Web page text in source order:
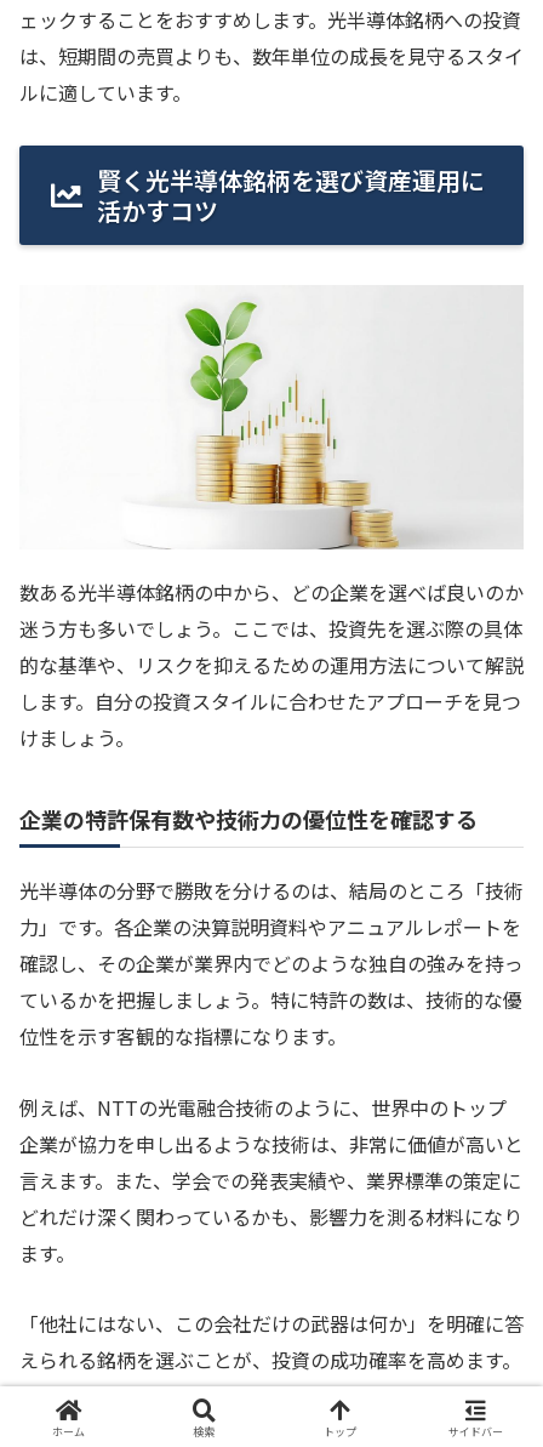
ェックすることをおすすめします。光半導体銘柄への投資
は、短期間の売買よりも、数年単位の成長を見守るスタイ
ルに適しています。
賢く光半導体銘柄を選び資産運用に
活かすコツ
数ある光半導体銘柄の中から、どの企業を選べば良いのか
迷う方も多いでしょう。ここでは、投資先を選ぶ際の具体
的な基準や、リスクを抑えるための運用方法について解説
します。自分の投資スタイルに合わせたアプローチを見つ
けましょう。
企業の特許保有数や技術力の優位性を確認する
光半導体の分野で勝敗を分けるのは、結局のところ「技術
力」です。各企業の決算説明資料やアニュアルレポートを
確認し、その企業が業界内でどのような独自の強みを持っ
ているかを把握しましょう。特に特許の数は、技術的な優
位性を示す客観的な指標になります。
例えば、NTTの光電融合技術のように、世界中のトップ
企業が協力を申し出るような技術は、非常に価値が高いと
言えます。また、学会での発表実績や、業界標準の策定に
どれだけ深く関わっているかも、影響力を測る材料になり
ます。
「他社にはない、この会社だけの武器は何か」を明確に答
えられる銘柄を選ぶことが、投資の成功確率を高めます。
専門的な内容をすべて理解する必要はありませんが、その
企業の立ち位置を大まかに把握しておくことが大切です。
ホーム 検索 トップ サイドバー